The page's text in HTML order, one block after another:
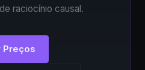
raciocínio causal.
Preços